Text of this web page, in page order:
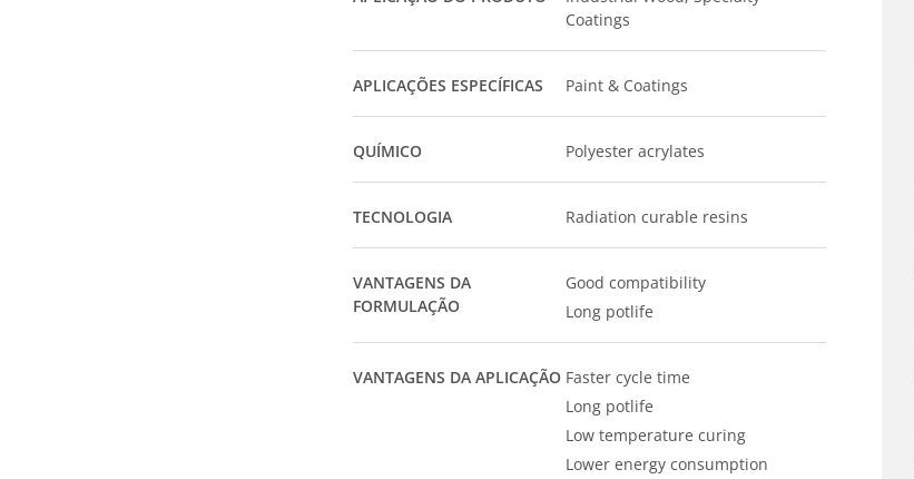
Coatings
APLICAÇÕES ESPECÍFICAS Paint & Coatings
QUÍMICO Polyester acrylates
TECNOLOGIA Radiation curable resins
VANTAGENS DA
FORMULAÇÃO
Good compatibility
Long potlife
VANTAGENS DA APLICAÇÃO Faster cycle time
Long potlife
Low temperature curing
Lower energy consumption